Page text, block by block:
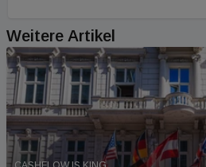
Weitere Artikel